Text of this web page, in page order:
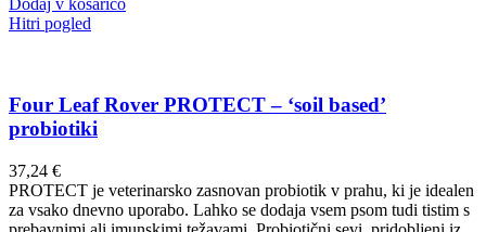
Dodaj v košarico
Hitri pogled
Four Leaf Rover PROTECT – ‘soil based’
probiotiki
37,24 €
PROTECT je veterinarsko zasnovan probiotik v prahu, ki je idealen
za vsako dnevno uporabo. Lahko se dodaja vsem psom tudi tistim s